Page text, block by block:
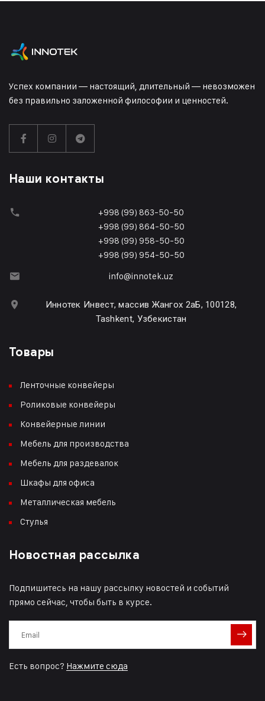
Успех компании — настоящий, длительный — невозможен
без правильно заложенной философии и ценностей.
Наши контакты
+998 (99) 863-50-50
+998 (99) 864-50-50
+998 (99) 958-50-50
+998 (99) 954-50-50
info@innotek.uz
Иннотек Инвест, массив Жангох 2аБ, 100128,
Tashkent, Узбекистан
Товары
Ленточные конвейеры
Роликовые конвейеры
Конвейерные линии
Мебель для производства
Мебель для раздевалок
Шкафы для офиса
Металлическая мебель
Стулья
Новостная рассылка
Подпишитесь на нашу рассылку новостей и событий
прямо сейчас, чтобы быть в курсе.
Есть вопрос? Нажмите сюда